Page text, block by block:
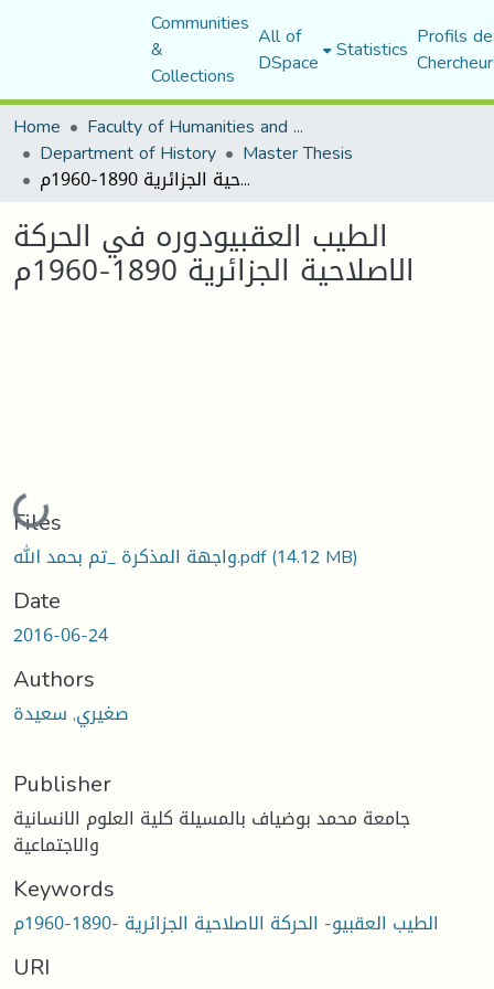
Communities
&
Collections
All of
DSpace Statistics Profils
Home
Faculty of Humanities and Social Sciences
Department of History Master Thesis
الطيب العقبيودوره في الحركة الاصلاحية الجزائرية 1890-1960م
الطيب العقبيودوره في الحركة
الاصلاحية الجزائرية 1890-1960م
Loading...
Files
واجهة المذكرة _تم بحمد الله.pdf(14.12 MB)
Date
2016-06-24
Authors
صغيري, سعيدة
Publisher
جامعة محمد بوضياف بالمسيلة كلية العلوم الانسانية
والاجتماعية
Keywords
الطيب العقبيو- الحركة الاصلاحية الجزائرية -1890-1960م
URI